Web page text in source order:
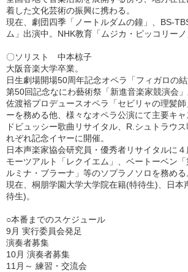
着した文化芸術の振興に携わる。
現在、劇団四季「ノートルダムの鐘」、BS-
ム」出演中。NHK教育「ムジカ・ピッコリーノ
〇ソリスト 中本椋子
大阪音楽大学卒業。
日生劇場開場50周年記念オペラ「フィガロの結
第50回記念なにわ藝術祭「新進音楽家競演会」
佐渡裕プロデュースオペラ「セビリャの理髪
ーを務める他、様々なオペラ公演にて主要キャ
ドビュッシー歌曲リサイタル、R.シュトラウ
れぞれ記念イヤーに開催。
日本声楽家協会研究員・優秀者リサイタルに４
モーツアルト「レクイエム」、ベートーベン
ルミナ・ブラーナ」等のソプラノソロを務める
現在、桐朋学園大学大学院在籍(特待生)、日本
待生)。
○本番までのスケジュール
9月 実行委員会発足
演奏者募集
10月 演奏者募集
11月～ 練習・交流会